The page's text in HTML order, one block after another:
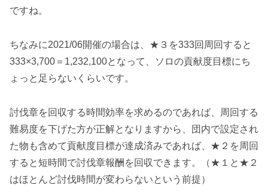
ですね。
ちなみに2021/06開催の場合は、★３を333回周回すると
333×3,700＝1,232,100となって、ソロの貢献度目標にち
ょっと足らないくらいです。
討伐章を回収する時間効率を求めるのであれば、周回する
難易度を下げた方が正解となりますから、団内で設定され
た物も含めて貢献度目標が達成済みであれば、 ★２を周回
すると短時間で討伐章報酬を回収できます。（★１と★２
はほとんど討伐時間が変わらないという前提）